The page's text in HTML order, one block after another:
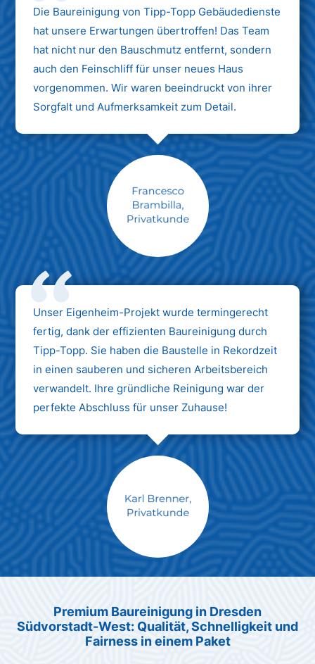
Die Baureinigung von Tipp-Topp Gebäudedienste
hat unsere Erwartungen übertroffen! Das Team
hat nicht nur den Bauschmutz entfernt, sondern
auch den Feinschliff für unser neues Haus
vorgenommen. Wir waren beeindruckt von ihrer
Sorgfalt und Aufmerksamkeit zum Detail.
Max Mustermann
Unternehmen AG
Unser Eigenheim-Projekt wurde termingerecht
fertig, dank der effizienten Baureinigung durch
Tipp-Topp. Sie haben die Baustelle in Rekordzeit
in einen sauberen und sicheren Arbeitsbereich
verwandelt. Ihre gründliche Reinigung war der
perfekte Abschluss für unser Zuhause!
Max Mustermann
Premium Baureinigung in Dresden
Südvorstadt-West: Qualität, Schnelligkeit und
Fairness in einem Paket